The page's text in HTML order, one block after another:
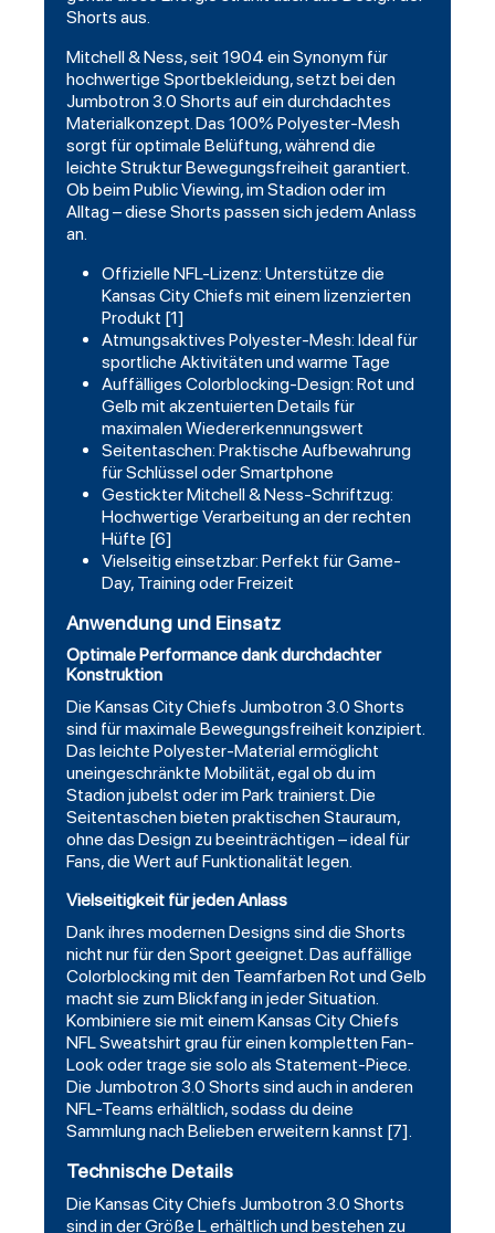
Shorts aus.
Mitchell & Ness, seit 1904 ein Synonym für
hochwertige Sportbekleidung, setzt bei den
Jumbotron 3.0 Shorts auf ein durchdachtes
Materialkonzept. Das 100% Polyester-Mesh
sorgt für optimale Belüftung, während die
leichte Struktur Bewegungsfreiheit garantiert.
Ob beim Public Viewing, im Stadion oder im
Alltag – diese Shorts passen sich jedem Anlass
an.
Offizielle NFL-Lizenz: Unterstütze die
Kansas City Chiefs mit einem lizenzierten
Produkt [1]
Atmungsaktives Polyester-Mesh: Ideal für
sportliche Aktivitäten und warme Tage
Auffälliges Colorblocking-Design: Rot und
Gelb mit akzentuierten Details für
maximalen Wiedererkennungswert
Seitentaschen: Praktische Aufbewahrung
für Schlüssel oder Smartphone
Gestickter Mitchell & Ness-Schriftzug:
Hochwertige Verarbeitung an der rechten
Hüfte [6]
Vielseitig einsetzbar: Perfekt für Game-
Day, Training oder Freizeit
Anwendung und Einsatz
Optimale Performance dank durchdachter
Konstruktion
Die Kansas City Chiefs Jumbotron 3.0 Shorts
sind für maximale Bewegungsfreiheit konzipiert.
Das leichte Polyester-Material ermöglicht
uneingeschränkte Mobilität, egal ob du im
Stadion jubelst oder im Park trainierst. Die
Seitentaschen bieten praktischen Stauraum,
ohne das Design zu beeinträchtigen – ideal für
Fans, die Wert auf Funktionalität legen.
Vielseitigkeit für jeden Anlass
Dank ihres modernen Designs sind die Shorts
nicht nur für den Sport geeignet. Das auffällige
Colorblocking mit den Teamfarben Rot und Gelb
macht sie zum Blickfang in jeder Situation.
Kombiniere sie mit einemKansas City Chiefs
NFL Sweatshirt grau für einen kompletten Fan-
Look oder trage sie solo als Statement-Piece.
Die Jumbotron 3.0 Shorts sind auch in anderen
NFL-Teams erhältlich, sodass du deine
Sammlung nach Belieben erweitern kannst [7].
Technische Details
Die Kansas City Chiefs Jumbotron 3.0 Shorts
sind in der Größe L erhältlich und bestehen zu